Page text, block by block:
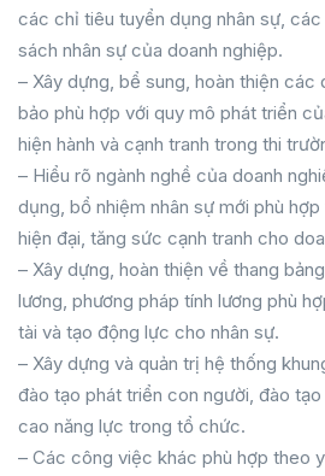
các chỉ tiêu tuyển dụng nhân sự,
sách nhân sự của doanh nghiệp.
– Xây dựng, bể sung, hoàn thiện các
bảo phù hợp với quy mô phát triển
hiện hành và cạnh tranh trong thi
– Hiểu rõ ngành nghề của doanh
dụng, bổ nhiệm nhân sự mới phù
hiện đại, tăng sức cạnh tranh cho
– Xây dựng, hoàn thiện về thang
lương, phương pháp tính lương phù
tài và tạo động lực cho nhân sự.
– Xây dựng và quản trị hệ thống
đào tạo phát triển con người, đào
cao năng lực trong tổ chức.
– Các công việc khác phù hợp theo